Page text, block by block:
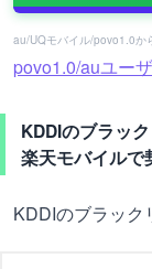
au/UQモバイル/povo1.0か
povo1.0/auユー
KDDIのブラッ
楽天モバイルで
KDDIのブラック